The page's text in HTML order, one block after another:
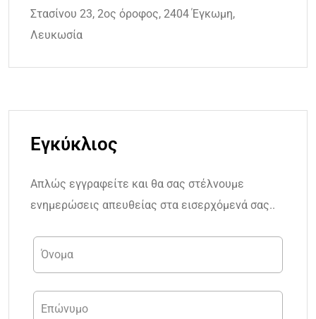
Στασίνου 23, 2ος όροφος, 2404 Έγκωμη,
Λευκωσία
Εγκύκλιος
Απλώς εγγραφείτε και θα σας στέλνουμε
ενημερώσεις απευθείας στα εισερχόμενά σας..